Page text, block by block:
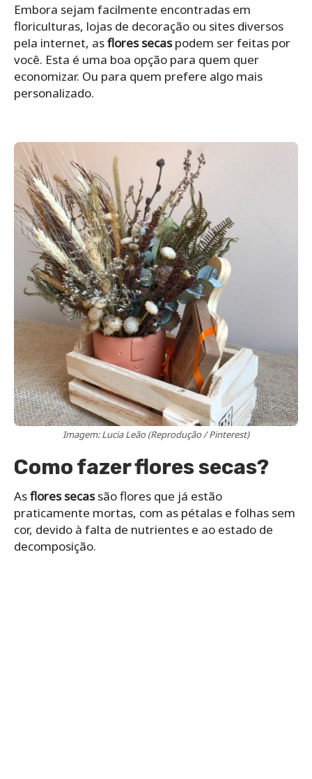
Embora sejam facilmente encontradas em
floriculturas, lojas de decoração ou sites diversos
pela internet, asflores secaspodem ser feitas por
você. Esta é uma boa opção para quem quer
economizar. Ou para quem prefere algo mais
personalizado.
Imagem: Lucia Leão (Reprodução / Pinterest)
Como fazer flores secas?
Asflores secassão flores que já estão
praticamente mortas, com as pétalas e folhas sem
cor, devido à falta de nutrientes e ao estado de
decomposição.